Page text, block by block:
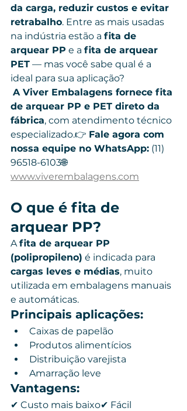
da carga, reduzir custos e evitar
retrabalho. Entre as mais usadas
na indústria estão a fita de
arquear PP e a fita de arquear
PET — mas você sabe qual é a
ideal para sua aplicação?
A Viver Embalagens fornece fita
de arquear PP e PET direto da
fábrica, com atendimento técnico
especializado.👉 Fale agora com
nossa equipe no WhatsApp: (11)
96518-6103🌐
www.viverembalagens.com
O que é fita de
arquear PP?
A fita de arquear PP
(polipropileno) é indicada para
cargas leves e médias, muito
utilizada em embalagens manuais
e automáticas.
Principais aplicações:
Caixas de papelão
Produtos alimentícios
Distribuição varejista
Amarração leve
Vantagens:
✔ Custo mais baixo✔ Fácil